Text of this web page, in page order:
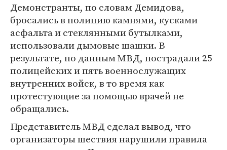
Демонстранты, по словам Демидова,
бросались в полицию камнями, кусками
асфальта и стеклянными бутылками,
использовали дымовые шашки. В
результате, по данным МВД, пострадали 25
полицейских и пять военнослужащих
внутренних войск, в то время как
протестующие за помощью врачей не
обращались.
Представитель МВД сделал вывод, что
организаторы шествия нарушили правила